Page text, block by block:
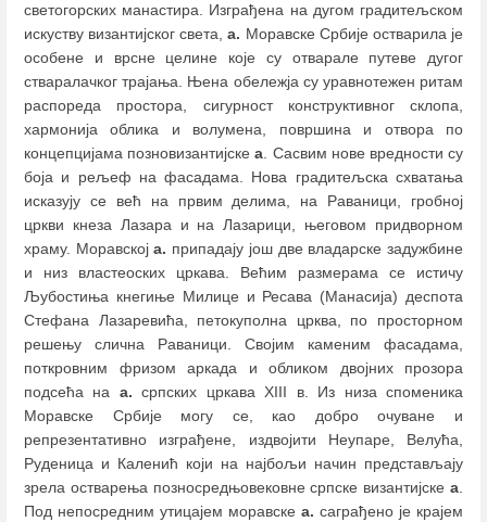
светогорских манастира. Изграђена на дугом градитељском
искуству византијског света,а. Моравске Србије остварила је
особене и врсне целине које су отварале путеве дугог
стваралачког трајања. Њена обележја су уравнотежен ритам
распореда простора, сигурност конструктивног склопа,
хармонија облика и волумена, површина и отвора по
концепцијама позновизантијскеа. Сасвим нове вредности су
боја и рељеф на фасадама. Нова градитељска схватања
исказују се већ на првим делима, на Раваници, гробној
цркви кнеза Лазара и на Лазарици, његовом придворном
храму. Моравскоја. припадају још две владарске задужбине
и низ властеоских цркава. Већим размерама се истичу
Љубостиња кнегиње Милице и Ресава (Манасија) деспота
Стефана Лазаревића, петокуполна црква, по просторном
решењу слична Раваници. Својим каменим фасадама,
поткровним фризом аркада и обликом двојних прозора
подсећа на а. српских цркава XIII в. Из низа споменика
Моравске Србије могу се, као добро очуване и
репрезентативно изграђене, издвојити Неупаре, Велућа,
Руденица и Каленић који на најбољи начин представљају
зрела остварења позносредњовековне српске византијске а.
Под непосредним утицајем моравске а. саграђено је крајем